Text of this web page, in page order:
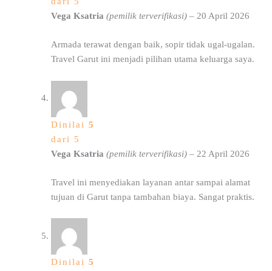
Vega Ksatria (pemilik terverifikasi) – 20 April 2026
Armada terawat dengan baik, sopir tidak ugal-ugalan.
Travel Garut ini menjadi pilihan utama keluarga saya.
Dinilai 5
dari 5
Vega Ksatria (pemilik terverifikasi) – 22 April 2026
Travel ini menyediakan layanan antar sampai alamat
tujuan di Garut tanpa tambahan biaya. Sangat praktis.
Dinilai 5